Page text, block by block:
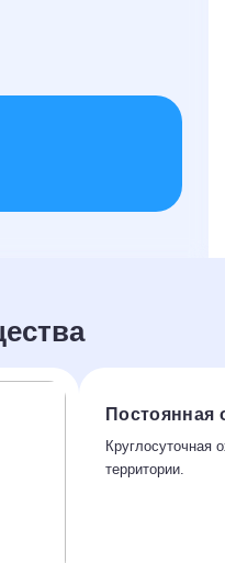
Постоянная
Круглосуточная
территории.